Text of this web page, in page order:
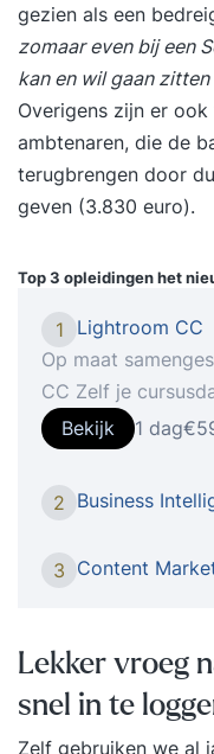
gezien als een
zomaar even bij een
kan en wil gaan
Overigens zijn er
ambtenaren, die de
terugbrengen door
geven (3.830 euro).
Top 3 opleidingenhet
1
Lightroom CC
Op maat
CC Zelf je
verder leren met StudyFlix De
Creative Cloud
om qua interface
cursus Lightroom
toveren naar
cursus Lightroom
intake plaats,
leerbehoefte
aan de slag om
Bekijk 1 dag
2 Business
3 Content
Lekker vroeg
snel in te
Zelf gebruiken we al